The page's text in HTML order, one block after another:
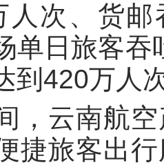
人次、货
单日旅客
到420万人
，云南航
捷旅客出